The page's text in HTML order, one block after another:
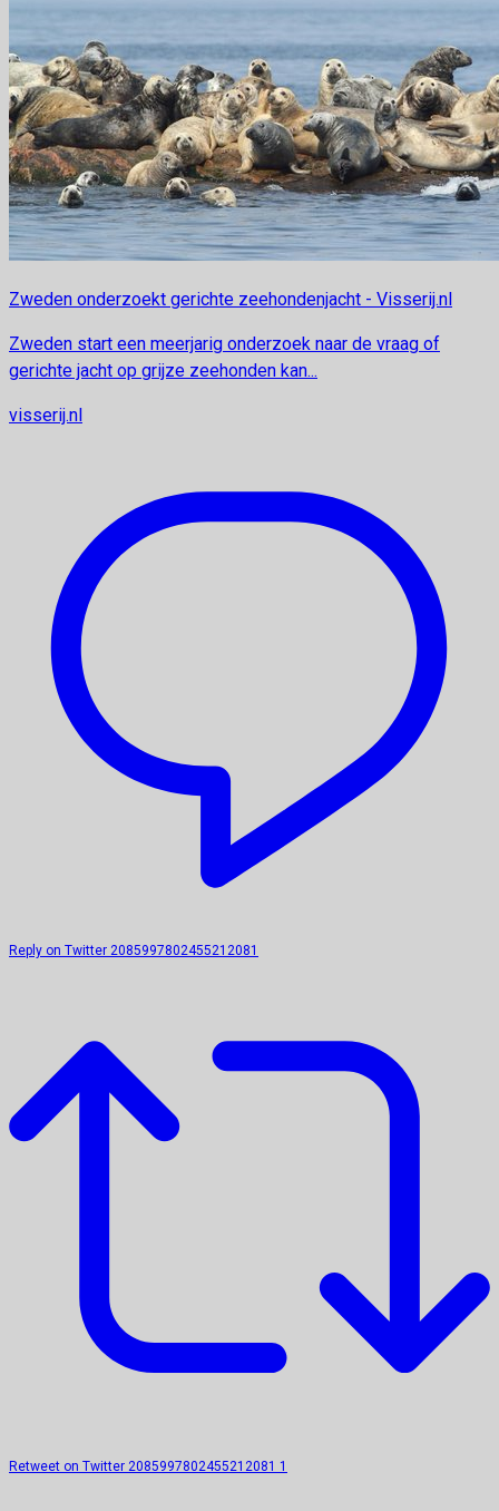
Zweden onderzoekt gerichte zeehondenjacht - Visserij.nl
Zweden start een meerjarig onderzoek naar de vraag of
gerichte jacht op grijze zeehonden kan...
visserij.nl
Reply on Twitter 2085997802455212081
Retweet on Twitter 2085997802455212081 1